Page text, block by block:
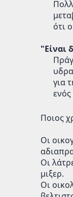
ότι
"Είναι
για
Ποιος
Οι
Οι
μιξερ.
Οι